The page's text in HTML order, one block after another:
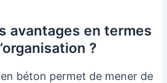
avantages en termes
?
béton permet de mener de